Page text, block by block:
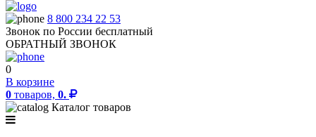
8 800 234 22 53
Звонок по России бесплатный
ОБРАТНЫЙ ЗВОНОК
0
В корзине
0 товаров, 0.
Каталог товаров